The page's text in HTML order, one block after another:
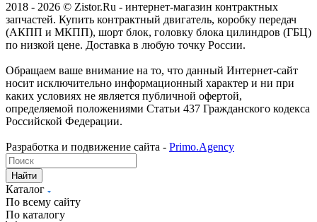
2018 - 2026 © Zistor.Ru - интернет-магазин контрактных
запчастей. Купить контрактный двигатель, коробку передач
(АКПП и МКПП), шорт блок, головку блока цилиндров (ГБЦ)
по низкой цене. Доставка в любую точку России.
Обращаем ваше внимание на то, что данный Интернет-сайт
носит исключительно информационный характер и ни при
каких условиях не является публичной офертой,
определяемой положениями Статьи 437 Гражданского кодекса
Российской Федерации.
Разработка и подвижение сайта - Primo.Agency
Найти
Каталог
По всему сайту
По каталогу